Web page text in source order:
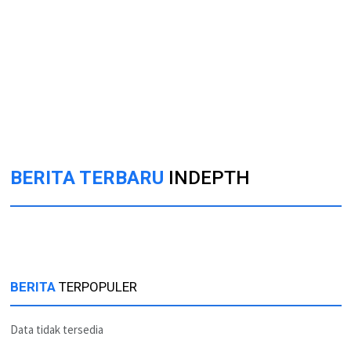
BERITA TERBARU INDEPTH
BERITA TERPOPULER
Data tidak tersedia